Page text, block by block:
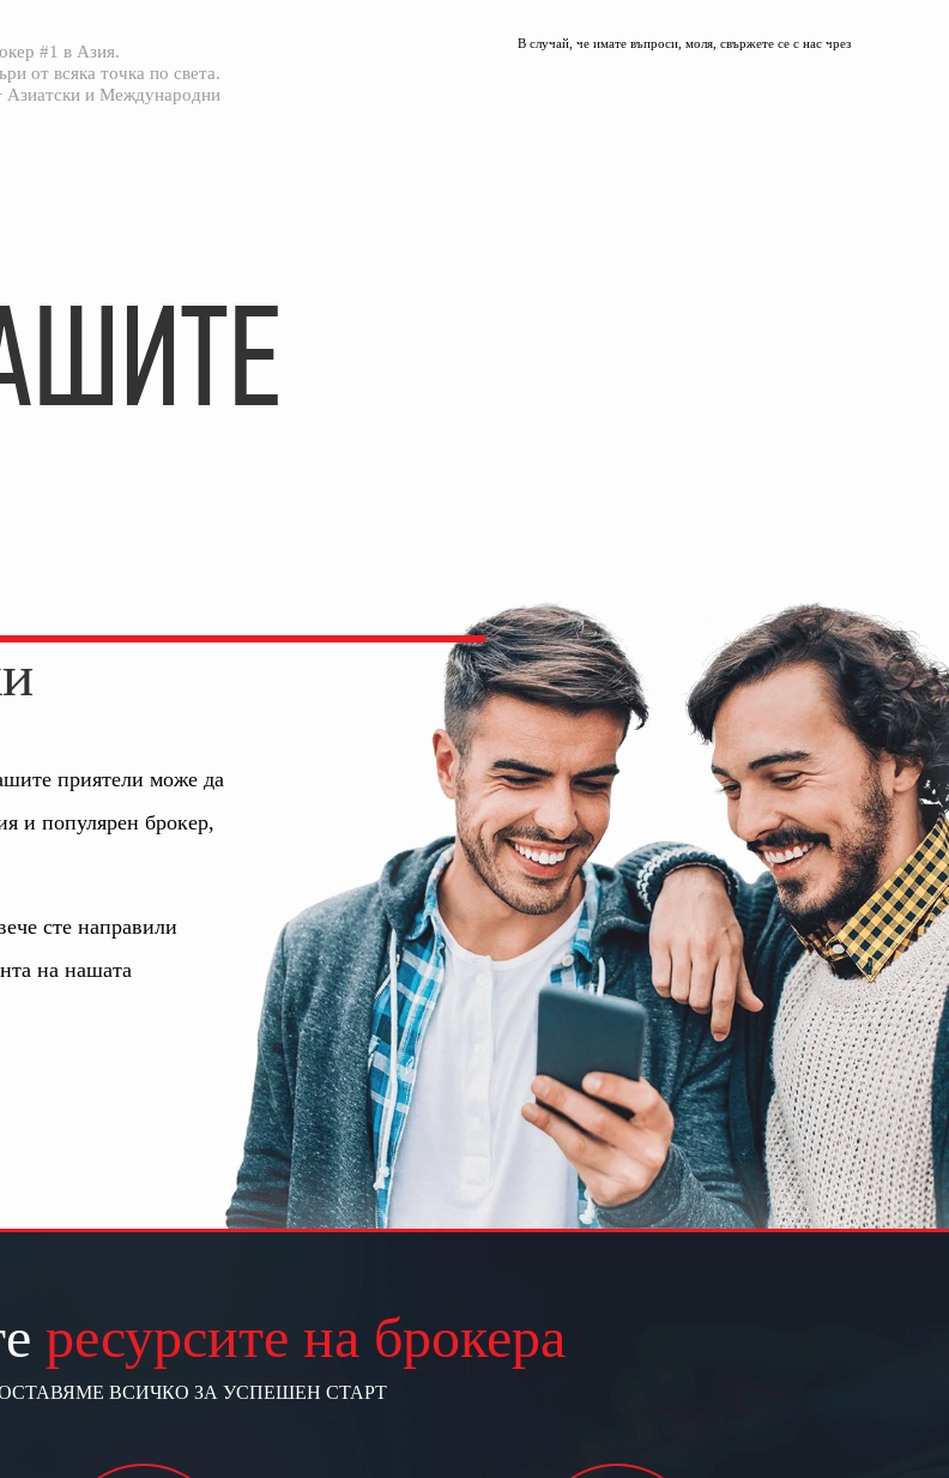
#1 в Азия.
от всяка точка по света.
Азиатски и Международни
В случай, че имате въпроси, моля, свържете се с нас чрез
приятели може да
и популярен брокер,
сте направили
на нашата
ресурсите на брокера
ВСИЧКО ЗА УСПЕШЕН СТАРТ